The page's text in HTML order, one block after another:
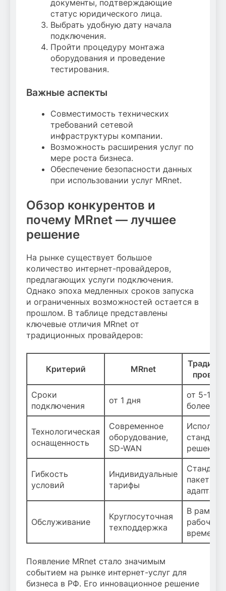
документы, подтверждающие
статус юридического лица.
Выбрать удобную дату начала
подключения.
Пройти процедуру монтажа
оборудования и проведение
тестирования.
Важные аспекты
Совместимость технических
требований сетевой
инфраструктуры компании.
Возможность расширения услуг по
мере роста бизнеса.
Обеспечение безопасности данных
при использовании услуг MRnet.
Обзор конкурентов и
почему MRnet — лучшее
решение
На рынке существует большое
количество интернет-провайдеров,
предлагающих услуги подключения.
Однако эпоха медленных сроков запуска
и ограниченных возможностей остается в
прошлом. В таблице представлены
ключевые отличия MRnet от
традиционных провайдеров:
Критерий MRnet
Сроки
подключения
от 1 дня
от 5-14
более
Технологическая
оснащенность
Современное
оборудование,
SD-WAN
решений
Гибкость
условий
Индивидуальные
тарифы
пакеты
Обслуживание
Круглосуточная
техподдержка
В рамках
рабочего
времени
Появление MRnet стало значимым
событием на рынке интернет-услуг для
бизнеса в РФ. Его инновационное решение